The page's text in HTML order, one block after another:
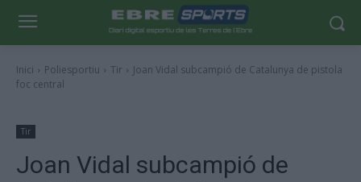
Inici Poliesportiu Tir
Joan Vidal subcampió de Catalunya de pistola
foc central
Tir
Joan Vidal subcampió de